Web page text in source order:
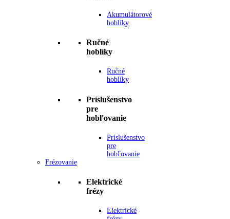
Akumulátorové
hoblíky
Ručné
hoblíky
Ručné
hoblíky
Príslušenstvo
pre
hobľovanie
Príslušenstvo
pre
hobľovanie
Frézovanie
Elektrické
frézy
Elektrické